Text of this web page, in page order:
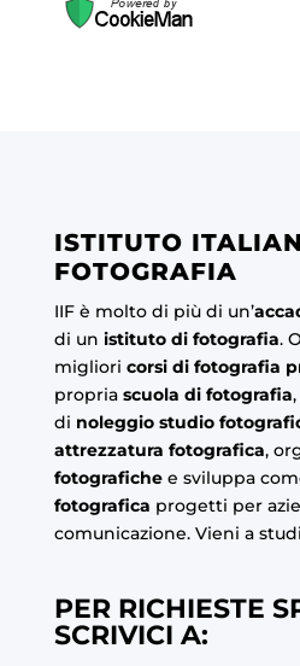
ISTITUTO
FOTOGRAFIA
IIF è molto di più di un’
di un istituto di fotografia.
migliori corsi di fotografia
propria scuola di fotografia
di noleggio studio
attrezzatura fotografica,
fotografichee sviluppa
fotografica progetti per
comunicazione. Vieni a
PER RICHIESTE
SCRIVICI A: